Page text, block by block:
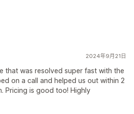
2024年9月21日
that was resolved super fast with the
on a call and helped us out within 2
Pricing is good too! Highly